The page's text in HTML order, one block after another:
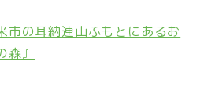
市の耳納連山ふもとにあるお
』